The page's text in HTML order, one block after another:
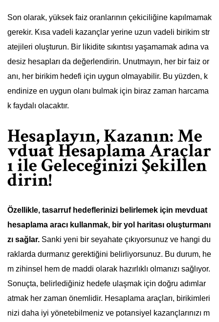
Son olarak, yüksek faiz oranlarının çekiciliğine kapılmamak
gerekir. Kısa vadeli kazançlar yerine uzun vadeli birikim str
atejileri oluşturun. Bir likidite sıkıntısı yaşamamak adına va
desiz hesapları da değerlendirin. Unutmayın, her bir faiz or
anı, her birikim hedefi için uygun olmayabilir. Bu yüzden, k
endinize en uygun olanı bulmak için biraz zaman harcama
k faydalı olacaktır.
Hesaplayın, Kazanın: Me
vduat Hesaplama Araçlar
ı ile Geleceğinizi Şekillen
dirin!
Özellikle, tasarruf hedeflerinizi belirlemek için mevduat
hesaplama aracı kullanmak, bir yol haritası oluşturmanı
zı sağlar. Sanki yeni bir seyahate çıkıyorsunuz ve hangi du
raklarda durmanız gerektiğini belirliyorsunuz. Bu durum, he
m zihinsel hem de maddi olarak hazırlıklı olmanızı sağlıyor.
Sonuçta, belirlediğiniz hedefe ulaşmak için doğru adımlar
atmak her zaman önemlidir. Hesaplama araçları, birikimleri
nizi daha iyi yönetebilmeniz ve potansiyel kazançlarınızı m